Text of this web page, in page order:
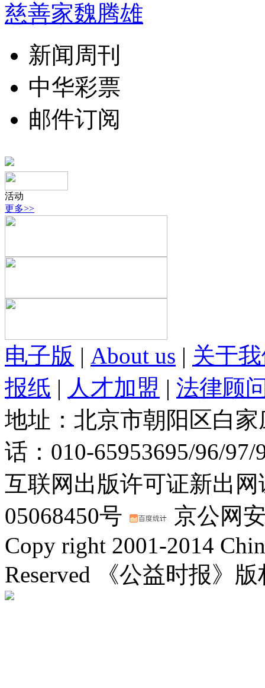
慈善家魏腾雄
新闻周刊
中华彩票
邮件订阅
活动
更多>>
电子版 | About us | 关于
报纸 | 人才加盟 | 法律顾
地址：北京市朝阳区白
话：010-65953695/96/
互联网出版许可证新出
05068450号
京公网
Copy right 2001-2014
Reserved 《公益时报》